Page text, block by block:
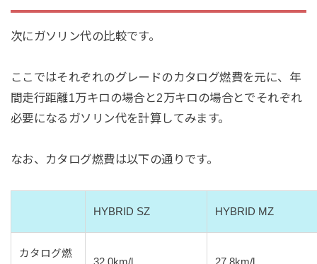
次にガソリン代の比較です。
ここではそれぞれのグレードのカタログ燃費を元に、年
間走行距離1万キロの場合と2万キロの場合とでそれぞれ
必要になるガソリン代を計算してみます。
なお、カタログ燃費は以下の通りです。
HYBRID SZ HYBRID MZ
カタログ燃
32.0km/l 27.8km/l